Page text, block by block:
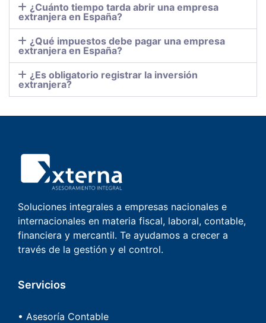
¿Cuánto tiempo tarda abrir una empresa
extranjera en España?
¿Qué impuestos debe pagar una empresa
extranjera en España?
¿Es obligatorio registrar la inversión
extranjera?
Soluciones integrales a empresas nacionales e
internacionales en materia fiscal, laboral, contable,
financiera y mercantil. Te ayudamos a crecer a
través de la gestión y el control.
Servicios
• Asesoría Contable